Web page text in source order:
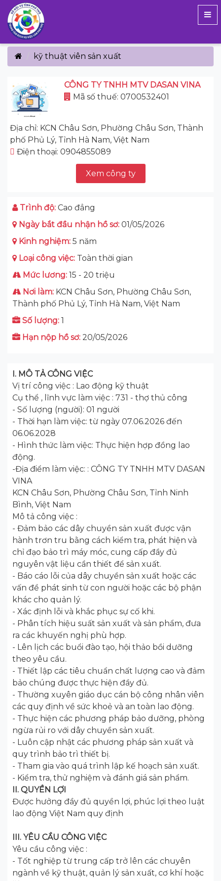
kỹ thuật viên sản xuất
CÔNG TY TNHH MTV DASAN VINA
Mã số thuế: 0700532401
Địa chỉ: KCN Châu Sơn, Phường Châu Sơn, Thành
phố Phủ Lý, Tỉnh Hà Nam, Việt Nam
Điện thoại: 0904855089
Xem công ty
Trình độ: Cao đẳng
Ngày bắt đầu nhận hồ sơ: 01/05/2026
Kinh nghiệm: 5 năm
Loại công việc: Toàn thời gian
Mức lương: 15 - 20 triệu
Nơi làm: KCN Châu Sơn, Phường Châu Sơn,
Thành phố Phủ Lý, Tỉnh Hà Nam, Việt Nam
Số lượng: 1
Hạn nộp hồ sơ: 20/05/2026
I. MÔ TẢ CÔNG VIỆC
Vị trí công việc : Lao động kỹ thuật
Cụ thể , lĩnh vực làm việc : 731 - thợ thủ công
- Số lượng (người): 01 người
- Thời hạn làm việc: từ ngày 07.06.2026 đến
06.06.2028
- Hình thức làm việc: Thực hiện hợp đồng lao
động.
-Địa điểm làm việc: : CÔNG TY TNHH MTV DASAN
VINA
KCN Châu Sơn, Phường Châu Sơn, Tỉnh Ninh
Bình, Việt Nam
Mô tả công việc :
- Đảm bảo các dây chuyền sản xuất được vận
hành trơn tru bằng cách kiểm tra, phát hiện và
chỉ đạo bảo trì máy móc, cung cấp đầy đủ
nguyên vật liệu cần thiết để sản xuất.
- Báo cáo lỗi của dây chuyền sản xuất hoặc các
vấn đề phát sinh từ con người hoặc các bộ phận
khác cho quản lý.
- Xác định lỗi và khắc phục sự cố khi.
- Phân tích hiệu suất sản xuất và sản phẩm, đưa
ra các khuyến nghị phù hợp.
- Lên lịch các buổi đào tạo, hội thảo bồi dưỡng
theo yêu cầu.
- Thiết lập các tiêu chuẩn chất lượng cao và đảm
bảo chúng được thực hiện đầy đủ.
- Thường xuyên giáo dục cán bộ công nhân viên
các quy định về sức khoẻ và an toàn lao động.
- Thực hiện các phương pháp bảo dưỡng, phòng
ngừa rủi ro với dây chuyền sản xuất.
- Luôn cập nhật các phương pháp sản xuất và
quy trình bảo trì thiết bị.
- Tham gia vào quá trình lập kế hoạch sản xuất.
- Kiểm tra, thử nghiệm và đánh giá sản phẩm.
II. QUYỀN LỢI
Được hưởng đầy đủ quyền lợi, phúc lợi theo luật
lao động Việt Nam quy định
III. YÊU CẦU CÔNG VIỆC
Yêu cầu công việc :
- Tốt nghiệp từ trung cấp trở lên các chuyên
ngành về kỹ thuật, quản lý sản xuất, cơ khí hoặc